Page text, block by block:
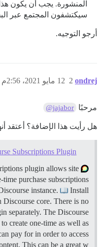
المنشورة. يجب أن يكون
سيكتشفون المجتمع عبر
أرجو التوجيه.
ondrej 12 مايو 2021، 2:56م 2
مرحبًا @jajabor
هل رأيت هذا الإضافة؟ أعتقد
Subscriptions Plugin
plugin allows site
purchase subscriptions
instance.
Install
core. There is no
separately. The Discourse
create one-time as well as
pay for in order to access
This can be a great w…